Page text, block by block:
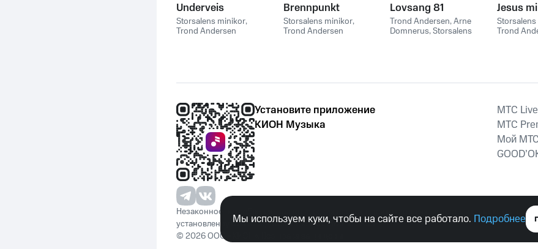
Underveis
Storsalens minikor,
Trond Andersen
Brennpunkt
Storsalens minikor,
Trond Andersen
Lovsang 81
Trond Andersen,Arne
Domnerus,Storsalens
Jesus
Trond
Установите приложение
КИОН Музыка
MTС Live
MTС
Мой МТС
Незаконное потребление наркотических средств, психотропных веществ, их аналогов
установленную законодательством ответственность.
© 2026 ООО «КИОН». Все права защищены
Мы используем куки, чтобы на сайте все работало. Подробнее